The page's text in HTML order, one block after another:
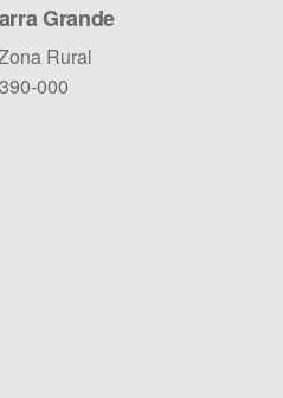
Grande
Rural
000